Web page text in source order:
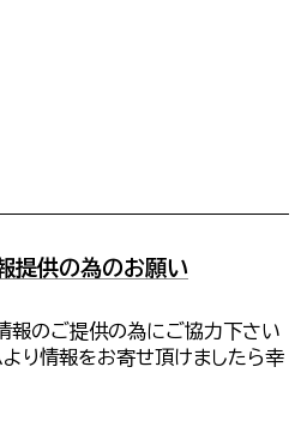
提供の為のお願い
報のご提供の為にご協力下さい
より情報をお寄せ頂けましたら幸